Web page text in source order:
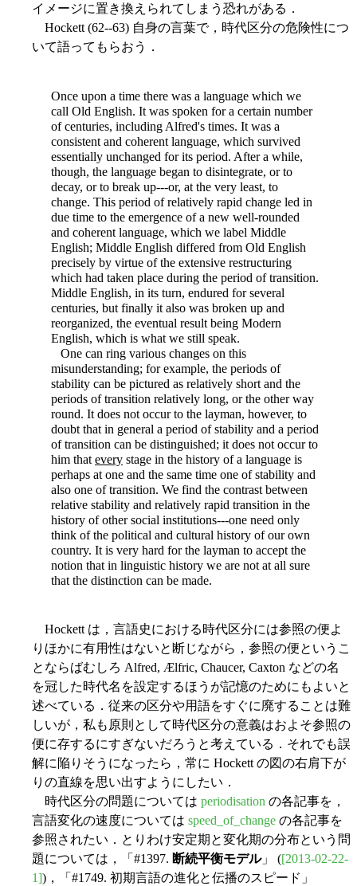
イメージに置き換えられてしまう恐れがある．
Hockett (62--63) 自身の言葉で，時代区分の危険性につ
いて語ってもらおう．
Once upon a time there was a language which we
call Old English. It was spoken for a certain number
of centuries, including Alfred's times. It was a
consistent and coherent language, which survived
essentially unchanged for its period. After a while,
though, the language began to disintegrate, or to
decay, or to break up---or, at the very least, to
change. This period of relatively rapid change led in
due time to the emergence of a new well-rounded
and coherent language, which we label Middle
English; Middle English differed from Old English
precisely by virtue of the extensive restructuring
which had taken place during the period of transition.
Middle English, in its turn, endured for several
centuries, but finally it also was broken up and
reorganized, the eventual result being Modern
English, which is what we still speak.
One can ring various changes on this
misunderstanding; for example, the periods of
stability can be pictured as relatively short and the
periods of transition relatively long, or the other way
round. It does not occur to the layman, however, to
doubt that in general a period of stability and a period
of transition can be distinguished; it does not occur to
him thatevery stage in the history of a language is
perhaps at one and the same time one of stability and
also one of transition. We find the contrast between
relative stability and relatively rapid transition in the
history of other social institutions---one need only
think of the political and cultural history of our own
country. It is very hard for the layman to accept the
notion that in linguistic history we are not at all sure
that the distinction can be made.
Hockett は，言語史における時代区分には参照の便よ
りほかに有用性はないと断じながら，参照の便というこ
とならばむしろ Alfred, Ælfric, Chaucer, Caxton などの名
を冠した時代名を設定するほうが記憶のためにもよいと
述べている．従来の区分や用語をすぐに廃することは難
しいが，私も原則として時代区分の意義はおよそ参照の
便に存するにすぎないだろうと考えている．それでも誤
解に陥りそうになったら，常に Hockett の図の右肩下が
りの直線を思い出すようにしたい．
時代区分の問題については periodisation の各記事を，
言語変化の速度については speed_of_change の各記事を
参照されたい．とりわけ安定期と変化期の分布という問
題については，「#1397. 断続平衡モデル」 ([2013-02-22-
1])，「#1749. 初期言語の進化と伝播のスピード」